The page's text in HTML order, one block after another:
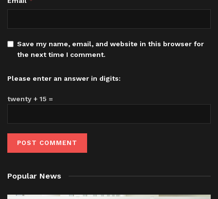
Save my name, email, and website in this browser for
the next time I comment.
Please enter an answer in digits:
twenty + 15 =
Popular News